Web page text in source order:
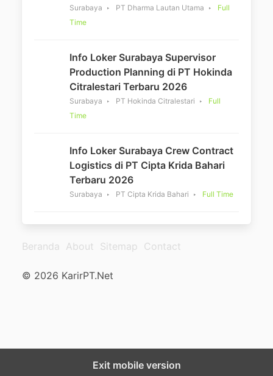
Surabaya PT Dharma Lautan Utama
Full
Time
Info Loker Surabaya Supervisor
Production Planning di PT Hokinda
Citralestari Terbaru 2026
Surabaya PT Hokinda Citralestari
Full
Time
Info Loker Surabaya Crew Contract
Logistics di PT Cipta Krida Bahari
Terbaru 2026
Surabaya PT Cipta Krida Bahari Full Time
Beranda About Sitemap Contact
© 2026 KarirPT.Net
Exit mobile version